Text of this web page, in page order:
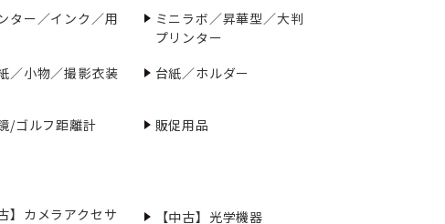
ター／インク／用
ミニラボ／昇華型／大判
プリンター
／小物／撮影衣装 台紙／ホルダー
/ゴルフ距離計 販促用品
】カメラアクセサ
【中古】光学機器